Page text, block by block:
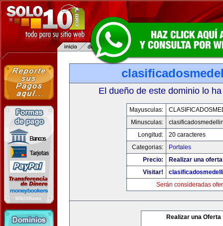
El dueño de este dominio lo
Mayusculas:
Minusculas:
Longitud:
20 caracteres
Categorias:
Portales
Precio:
Realizar una
Visitar!
Serán consideradas
Realizar una Oferta